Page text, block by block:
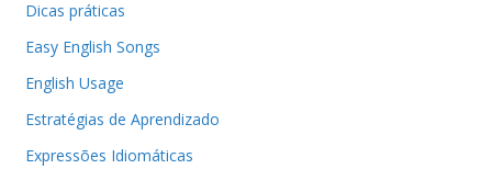
Dicas práticas
Easy English Songs
English Usage
Estratégias de Aprendizado
Expressões Idiomáticas